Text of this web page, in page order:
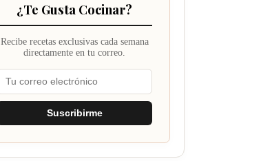
¿Te Gusta Cocinar?
Recibe recetas exclusivas cada semana
directamente en tu correo.
Suscribirme